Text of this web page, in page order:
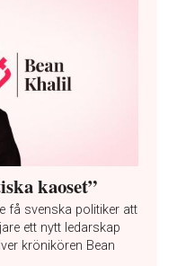
kaoset”
få svenska politiker att
ett nytt ledarskap
krönikören Bean